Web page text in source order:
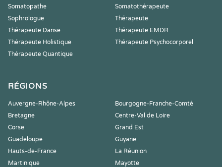
Somatopathe
Somatothérapeute
Sophrologue
Thérapeute
Thérapeute Danse
Thérapeute EMDR
Thérapeute Holistique
Thérapeute Psychocorporel
Thérapeute Quantique
RÉGIONS
Auvergne-Rhône-Alpes
Bourgogne-Franche-Comté
Bretagne
Centre-Val de Loire
Corse
Grand Est
Guadeloupe
Guyane
Hauts-de-France
La Réunion
Martinique
Mayotte